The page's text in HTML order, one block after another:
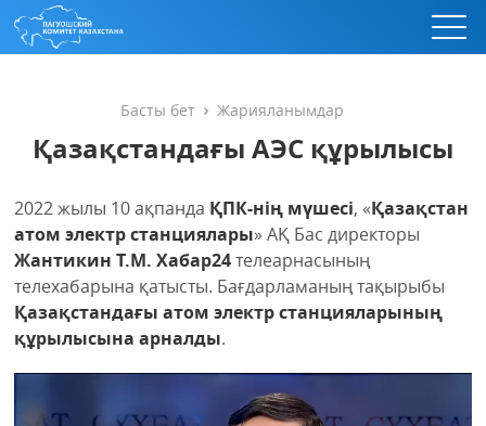
Басты бет Жарияланымдар
Қазақстандағы АЭС құрылысы
2022 жылы 10 ақпанда ҚПК-нің мүшесі, «Қазақстан
атом электр станциялары» АҚ Бас директоры
Жантикин Т.М. Хабар24телеарнасының
телехабарына қатысты. Бағдарламаның тақырыбы
Қазақстандағы атом электр станцияларының
құрылысына арналды.